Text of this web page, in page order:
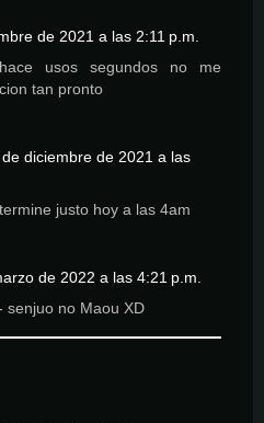
de 2021 a las 2:11 p.m.
usos segundos no me
tan pronto
de diciembre de 2021 a las
justo hoy a las 4am
de 2022 a las 4:21 p.m.
senjuo no Maou XD